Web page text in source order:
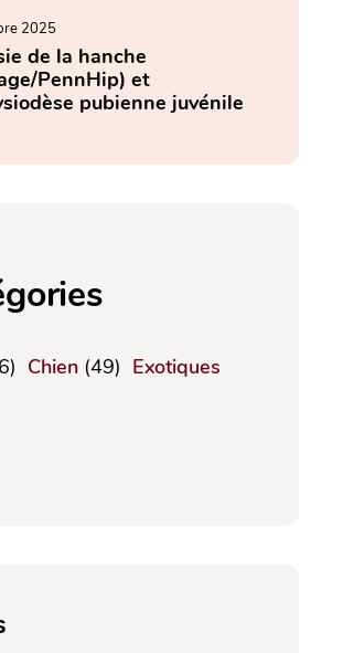
2025
de la hanche
PennHip) et
pubienne juvénile
Chien (49) Exotiques